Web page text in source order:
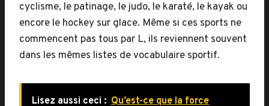
cyclisme, le patinage, le judo, le karaté, le kayak ou
encore le hockey sur glace. Même si ces sports ne
commencent pas tous par L, ils reviennent souvent
dans les mêmes listes de vocabulaire sportif.
Lisez aussi ceci : Qu’est-ce que la force